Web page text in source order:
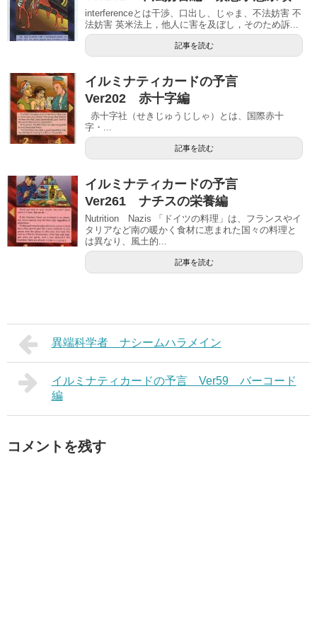
interferenceとは干渉、口出し、じゃま、不法妨害 不
法妨害 英米法上，他人に害を及ぼし，そのため訴...
記事を読む
イルミナティカードの予言
Ver202 赤十字編
  赤十字社（せきじゅうじしゃ）とは、国際赤十
字・...
記事を読む
イルミナティカードの予言
Ver261 ナチスの栄養編
Nutrition Nazis 「ドイツの料理」は、フランスやイ
タリアなど南の暖かく食材に恵まれた国々の料理と
は異なり、風土的...
記事を読む
異端科学者 ナシームハラメイン
イルミナティカードの予言 Ver59 バーコード
編
コメントを残す